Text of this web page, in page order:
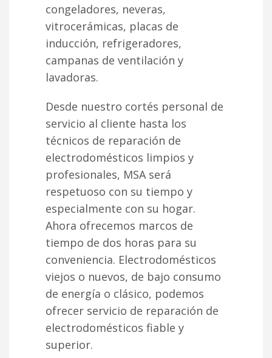
congeladores, neveras,
vitrocerámicas, placas de
inducción, refrigeradores,
campanas de ventilación y
lavadoras.
Desde nuestro cortés personal de
servicio al cliente hasta los
técnicos de reparación de
electrodomésticos limpios y
profesionales, MSA será
respetuoso con su tiempo y
especialmente con su hogar.
Ahora ofrecemos marcos de
tiempo de dos horas para su
conveniencia. Electrodomésticos
viejos o nuevos, de bajo consumo
de energía o clásico, podemos
ofrecer servicio de reparación de
electrodomésticos fiable y
superior.